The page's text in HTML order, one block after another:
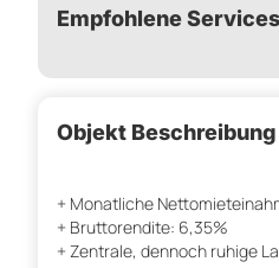
Empfohlene
Objekt Beschreibung
+ Monatliche
+ Bruttorendite: 6,35%
+ Zentrale, dennoch ruhige